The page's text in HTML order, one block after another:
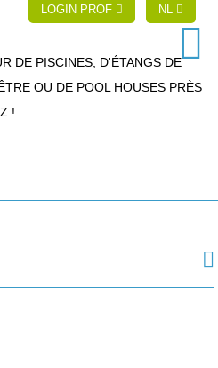
LOGIN PROF NL
DE PISCINES, D'ÉTANGS DE
OU DE POOL HOUSES PRÈS
!